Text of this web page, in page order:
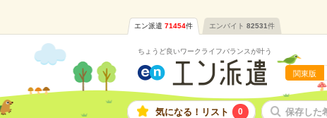
エン派遣 71454件 エンバイト 82531件
ちょうど良いワークライフバランスが叶う
関東版
気になる！リスト 0 保存した